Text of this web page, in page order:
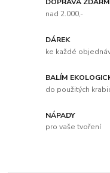
DOPRAVA
nad 2.000,-
DÁREK
ke každé
BALÍM
do použitých
NÁPADY
pro vaše tvoření